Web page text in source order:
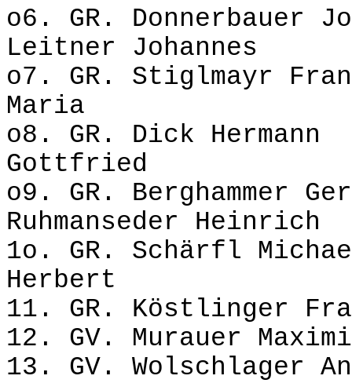
o6. GR.
Leitner Johannes
o7. GR. Stiglmayr
Maria
o8. GR. Dick
Gottfried
o9. GR.
Ruhmanseder Heinrich
1o. GR. Schärfl
Herbert
11. GR.
12. GV. Murauer
13. GV.